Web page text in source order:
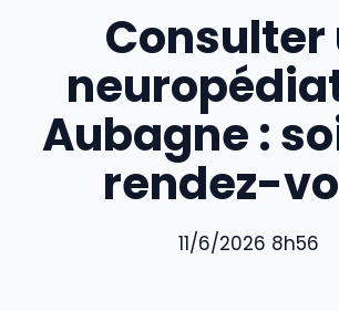
Consulter
Aubagne :
rendez-
11/6/2026 8h56